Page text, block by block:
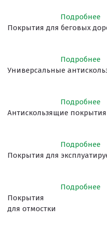
Подробнее
Покрытия для беговых
Подробнее
Универсальные
Подробнее
Антискользящие
Подробнее
Покрытия для
Подробнее
Покрытия
для отмостки